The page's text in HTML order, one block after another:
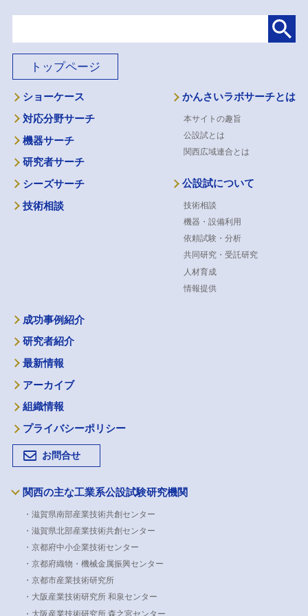
トップページ
ショーケース
対応分野サーチ
機器サーチ
研究者サーチ
シーズサーチ
技術相談
かんさいラボサーチとは
本サイトの趣旨
公設試とは
関西広域連合とは
公設試について
技術相談
機器・設備利用
依頼試験・分析
共同研究・受託研究
人材育成
情報提供
成功事例紹介
研究者紹介
最新情報
アーカイブ
組織情報
プライバシーポリシー
お問合せ
関西の主な工業系公設試験研究機関
・滋賀県南部産業技術共創センター
・滋賀県北部産業技術共創センター
・京都府中小企業技術センター
・京都府織物・機械金属振興センター
・京都市産業技術研究所
・大阪産業技術研究所 和泉センター
・大阪産業技術研究所 森之宮センター